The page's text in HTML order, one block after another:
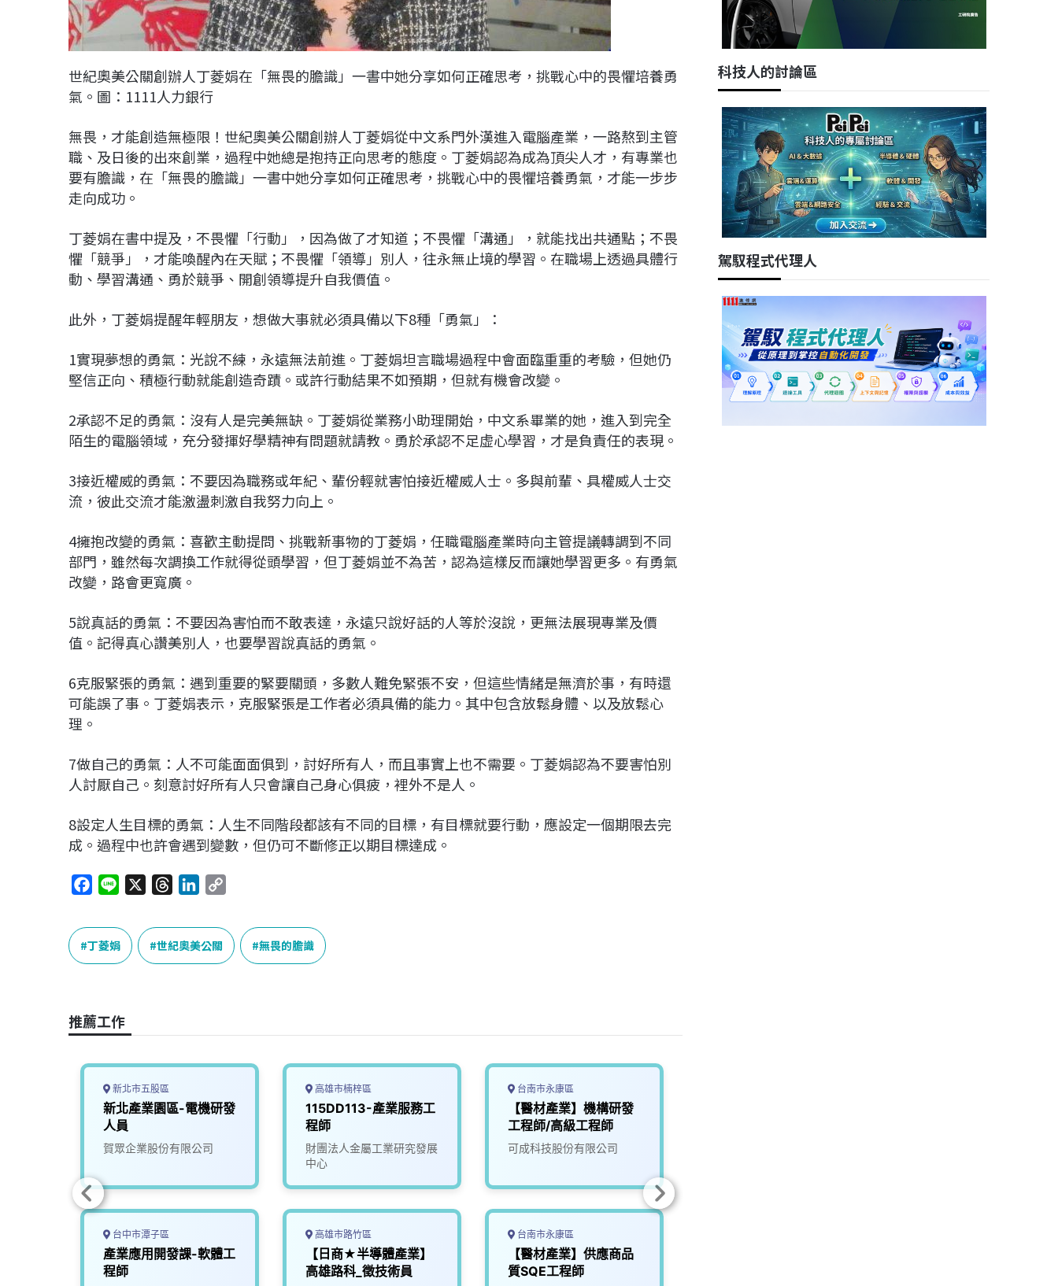
世紀奧美公關創辦人丁菱娟在「無畏的膽識」一書中她分享如何正確思考，挑戰心中的畏懼培養勇
氣。圖：1111人力銀行
無畏，才能創造無極限！世紀奧美公關創辦人丁菱娟從中文系門外漢進入電腦產業，一路熬到主管
職、及日後的出來創業，過程中她總是抱持正向思考的態度。丁菱娟認為成為頂尖人才，有專業也
要有膽識，在「無畏的膽識」一書中她分享如何正確思考，挑戰心中的畏懼培養勇氣，才能一步步
走向成功。
丁菱娟在書中提及，不畏懼「行動」，因為做了才知道；不畏懼「溝通」，就能找出共通點；不畏
懼「競爭」，才能喚醒內在天賦；不畏懼「領導」別人，往永無止境的學習。在職場上透過具體行
動、學習溝通、勇於競爭、開創領導提升自我價值。
此外，丁菱娟提醒年輕朋友，想做大事就必須具備以下8種「勇氣」：
1實現夢想的勇氣：光說不練，永遠無法前進。丁菱娟坦言職場過程中會面臨重重的考驗，但她仍
堅信正向、積極行動就能創造奇蹟。或許行動結果不如預期，但就有機會改變。
2承認不足的勇氣：沒有人是完美無缺。丁菱娟從業務小助理開始，中文系畢業的她，進入到完全
陌生的電腦領域，充分發揮好學精神有問題就請教。勇於承認不足虚心學習，才是負責任的表現。
3接近權威的勇氣：不要因為職務或年紀、輩份輕就害怕接近權威人士。多與前輩、具權威人士交
流，彼此交流才能激盪刺激自我努力向上。
4擁抱改變的勇氣：喜歡主動提問、挑戰新事物的丁菱娟，任職電腦產業時向主管提議轉調到不同
部門，雖然每次調換工作就得從頭學習，但丁菱娟並不為苦，認為這樣反而讓她學習更多。有勇氣
改變，路會更寬廣。
5說真話的勇氣：不要因為害怕而不敢表達，永遠只說好話的人等於沒說，更無法展現專業及價
值。記得真心讚美別人，也要學習說真話的勇氣。
6克服緊張的勇氣：遇到重要的緊要關頭，多數人難免緊張不安，但這些情緒是無濟於事，有時還
可能誤了事。丁菱娟表示，克服緊張是工作者必須具備的能力。其中包含放鬆身體、以及放鬆心
理。
7做自己的勇氣：人不可能面面俱到，討好所有人，而且事實上也不需要。丁菱娟認為不要害怕別
人討厭自己。刻意討好所有人只會讓自己身心俱疲，裡外不是人。
8設定人生目標的勇氣：人生不同階段都該有不同的目標，有目標就要行動，應設定一個期限去完
成。過程中也許會遇到變數，但仍可不斷修正以期目標達成。
c
e
b
k
n
e
r
e
a
n
k
e
p
L
丁菱娟 世紀奧美公關 無畏的膽識
推薦工作
新北市五股區
新北產業園區-電機研發
人員
賀眾企業股份有限公司
台中市潭子區
產業應用開發課-軟體工
程師
高雄市楠梓區
115DD113-產業服務工
程師
財團法人金屬工業研究發展
中心
高雄市路竹區
【日商★半導體產業】
高雄路科_徵技術員
台南市永康區
【醫材產業】機構研發
工程師/高級工程師
可成科技股份有限公司
台南市永康區
【醫材產業】供應商品
質SQE工程師
科技人的討論區
駕馭程式代理人